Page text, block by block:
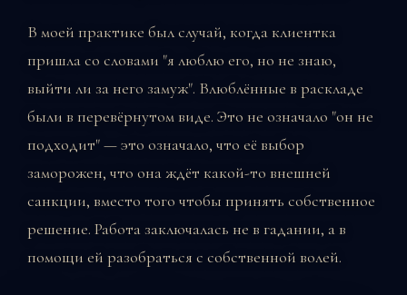
В моей практике был случай, когда клиентка
пришла со словами "я люблю его, но не знаю,
выйти ли за него замуж". Влюблённые в раскладе
были в перевёрнутом виде. Это не означало "он не
подходит" — это означало, что её выбор
заморожен, что она ждёт какой-то внешней
санкции, вместо того чтобы принять собственное
решение. Работа заключалась не в гадании, а в
помощи ей разобраться с собственной волей.